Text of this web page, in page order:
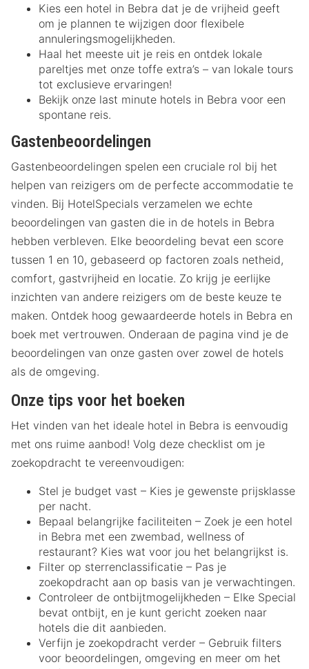
Kies een hotel in Bebra dat je de vrijheid geeft
om je plannen te wijzigen door flexibele
annuleringsmogelijkheden.
Haal het meeste uit je reis en ontdek lokale
pareltjes met onze toffe extra’s – van lokale tours
tot exclusieve ervaringen!
Bekijk onze last minute hotels in Bebra voor een
spontane reis.
Gastenbeoordelingen
Gastenbeoordelingen spelen een cruciale rol bij het
helpen van reizigers om de perfecte accommodatie te
vinden. Bij HotelSpecials verzamelen we echte
beoordelingen van gasten die in de hotels in Bebra
hebben verbleven. Elke beoordeling bevat een score
tussen 1 en 10, gebaseerd op factoren zoals netheid,
comfort, gastvrijheid en locatie. Zo krijg je eerlijke
inzichten van andere reizigers om de beste keuze te
maken. Ontdek hoog gewaardeerde hotels in Bebra en
boek met vertrouwen. Onderaan de pagina vind je de
beoordelingen van onze gasten over zowel de hotels
als de omgeving.
Onze tips voor het boeken
Het vinden van het ideale hotel in Bebra is eenvoudig
met ons ruime aanbod! Volg deze checklist om je
zoekopdracht te vereenvoudigen:
Stel je budget vast – Kies je gewenste prijsklasse
per nacht.
Bepaal belangrijke faciliteiten – Zoek je een hotel
in Bebra met een zwembad, wellness of
restaurant? Kies wat voor jou het belangrijkst is.
Filter op sterrenclassificatie – Pas je
zoekopdracht aan op basis van je verwachtingen.
Controleer de ontbijtmogelijkheden – Elke Special
bevat ontbijt, en je kunt gericht zoeken naar
hotels die dit aanbieden.
Verfijn je zoekopdracht verder – Gebruik filters
voor beoordelingen, omgeving en meer om het